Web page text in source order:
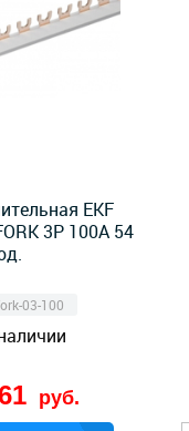
EKF
3P 100А 54
03-100
руб.